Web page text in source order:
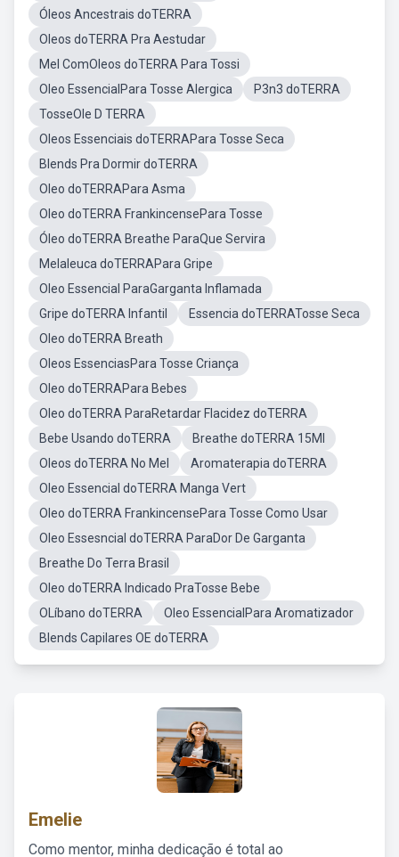
Óleos Ancestrais doTERRA
Oleos doTERRA Pra Aestudar
Mel ComOleos doTERRA Para Tossi
Oleo EssencialPara Tosse Alergica
P3n3 doTERRA
TosseOle D TERRA
Oleos Essenciais doTERRAPara Tosse Seca
Blends Pra Dormir doTERRA
Oleo doTERRAPara Asma
Oleo doTERRA FrankincensePara Tosse
Óleo doTERRA Breathe ParaQue Servira
Melaleuca doTERRAPara Gripe
Oleo Essencial ParaGarganta Inflamada
Gripe doTERRA Infantil
Essencia doTERRATosse Seca
Oleo doTERRA Breath
Oleos EssenciasPara Tosse Criança
Oleo doTERRAPara Bebes
Oleo doTERRA ParaRetardar Flacidez doTERRA
Bebe Usando doTERRA
Breathe doTERRA 15Ml
Oleos doTERRA No Mel
Aromaterapia doTERRA
Oleo Essencial doTERRA Manga Vert
Oleo doTERRA FrankincensePara Tosse Como Usar
Oleo Essesncial doTERRA ParaDor De Garganta
Breathe Do Terra Brasil
Oleo doTERRA Indicado PraTosse Bebe
OLíbano doTERRA
Oleo EssencialPara Aromatizador
Blends Capilares OE doTERRA
Emelie
Como mentor, minha dedicação é total ao